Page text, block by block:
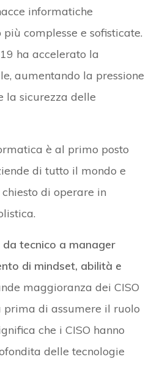
informatiche
complesse e sofisticate.
ha accelerato la
aumentando la pressione
la sicurezza delle
è al primo posto
di tutto il mondo e
di operare in
tecnico a manager
di mindset, abilità e
maggioranza dei CISO
prima di assumere il ruolo
che i CISO hanno
delle tecnologie